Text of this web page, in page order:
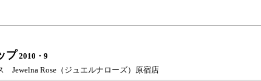
プ2010・9
Jewelna Rose（ジュエルナローズ）原宿店